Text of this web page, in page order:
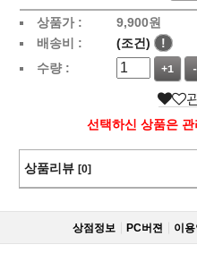
상품가 : 9,900원
배송비 :
(조건)
!
수량 :
+1
선택하신 상품은
상품리뷰 [0]
상점정보 PC버젼 이용